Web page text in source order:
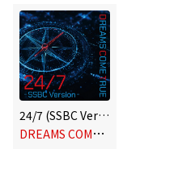
24/7 (SSBC Version)
D
REAMS COME TRUE